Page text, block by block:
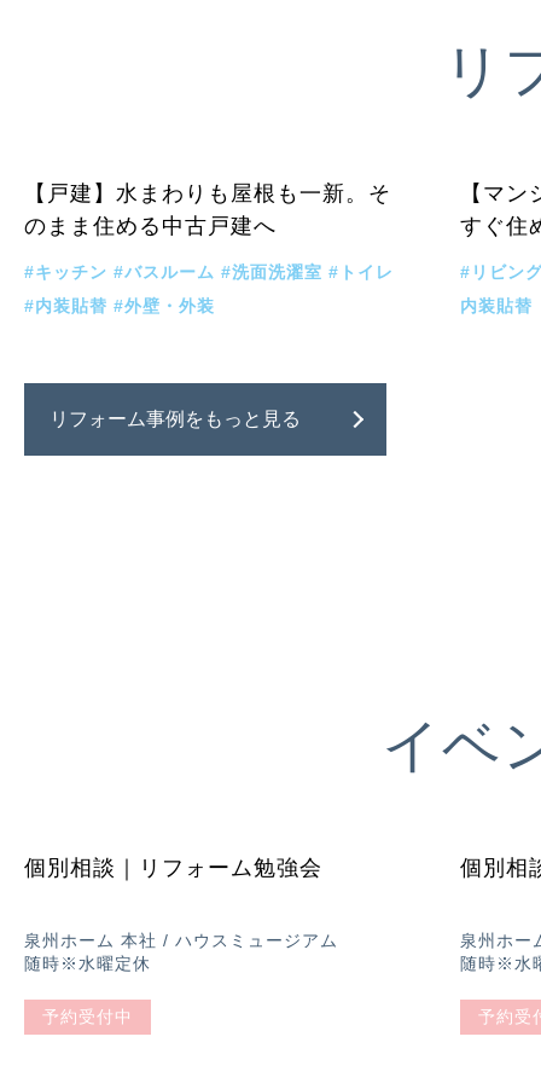
リ
NEW 戸建
【戸建】水まわりも屋根も一新。そ
のまま住める中古戸建へ
#キッチン #バスルーム #洗面洗濯室 #トイレ
#内装貼替 #外壁・外装
NEW
【マ
すぐ住
#リビン
内装貼替
リフォーム事例をもっと見る
イベ
相談会
個別相談｜リフォーム勉強会
泉州ホーム 本社 / ハウスミュージアム
随時※水曜定休
予約受付中
相談会
個別相
泉州ホー
随時※水
予約受